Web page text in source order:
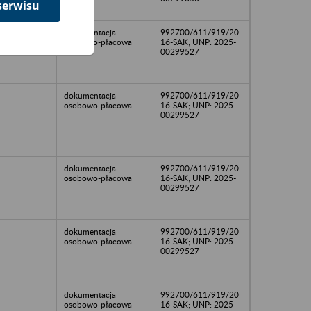
dokumentacja
osobowo-płacowa
992700/611/919/20
16-SAK; UNP: 2025-
00299527
dokumentacja
osobowo-płacowa
992700/611/919/20
16-SAK; UNP: 2025-
00299527
dokumentacja
osobowo-płacowa
992700/611/919/20
16-SAK; UNP: 2025-
00299527
dokumentacja
osobowo-płacowa
992700/611/919/20
16-SAK; UNP: 2025-
00299527
dokumentacja
osobowo-płacowa
992700/611/919/20
16-SAK; UNP: 2025-